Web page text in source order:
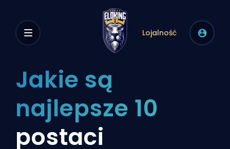
Lojalność
Jakie są
najlepsze 10
postaci